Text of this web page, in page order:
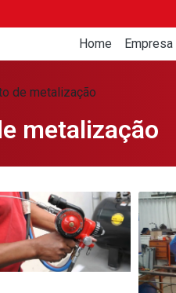
Home Empresa
de metalização
metalização